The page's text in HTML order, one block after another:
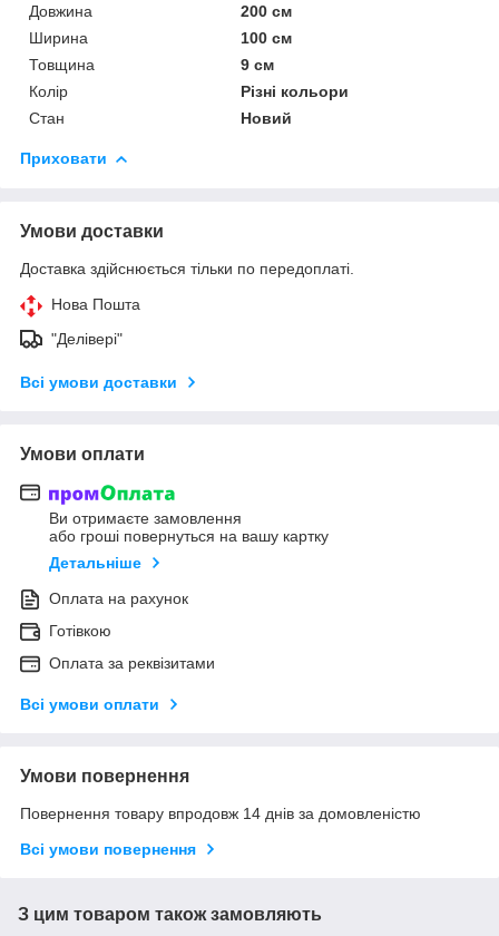
Довжина
200 см
Ширина
100 см
Товщина
9 см
Колір
Різні кольори
Стан
Новий
Приховати
Умови доставки
Доставка здійснюється тільки по передоплаті.
Нова Пошта
"Делівері"
Всі умови доставки
Умови оплати
Ви отримаєте замовлення
або гроші повернуться на вашу картку
Детальніше
Оплата на рахунок
Готівкою
Оплата за реквізитами
Всі умови оплати
Умови повернення
Повернення товару впродовж 14 днів за домовленістю
Всі умови повернення
З цим товаром також замовляють